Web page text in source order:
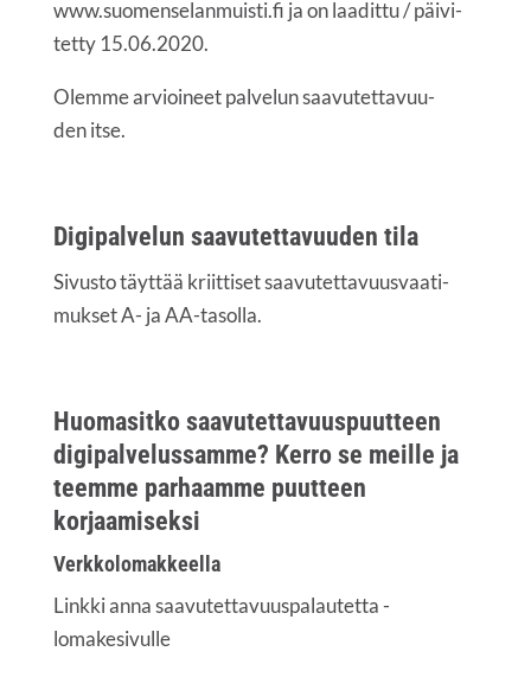
www.suomenselanmuisti.fi ja on laa­dit­tu / päi­vi­
tet­ty 15.06.2020.
Olem­me arvioi­neet pal­ve­lun saa­vu­tet­ta­vuu­
den itse.
Digi­pal­ve­lun saa­vu­tet­ta­vuu­den tila
Sivus­to täyt­tää kriit­ti­set saa­vu­tet­ta­vuus­vaa­ti­
muk­set A- ja AA-tasolla.
Huo­ma­sit­ko saa­vu­tet­ta­vuus­puut­teen
digi­pal­ve­lus­sam­me? Ker­ro se meil­le ja
teem­me par­haam­me puut­teen
korjaamiseksi
Verk­ko­lo­mak­keel­la
Link­ki anna saa­vu­tet­ta­vuus­pa­lau­tet­ta -
lomakesivulle